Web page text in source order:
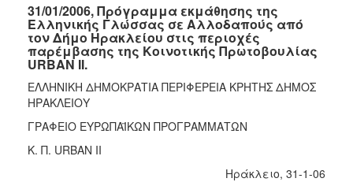
2022
2021
2020
2019
2018
2017
2016
31/01/2006, Πρόγραμμα εκμάθησης της
Ελληνικής Γλώσσας σε Αλλοδαπούς από
τον Δήμο Ηρακλείου στις περιοχές
παρέμβασης της Κοινοτικής Πρωτοβουλίας
URBAN II.
ΕΛΛΗΝΙΚΗ ΔΗΜΟΚΡΑΤΙΑ ΠΕΡΙΦΕΡΕΙΑ ΚΡΗΤΗΣ ΔΗΜΟΣ
ΗΡΑΚΛΕΙΟΥ
ΓΡΑΦΕΙΟ ΕΥΡΩΠΑΪΚΩΝ ΠΡΟΓΡΑΜΜΑΤΩΝ
Κ. Π. URBAN II
Ηράκλειο, 31-1-06